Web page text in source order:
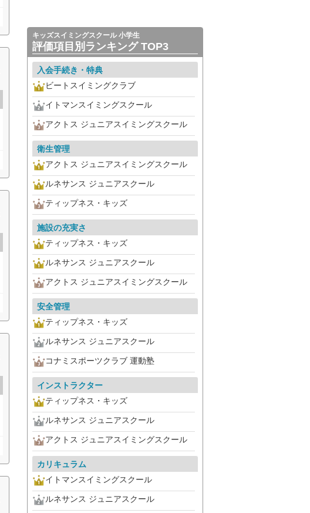
キッズスイミングスクール 小学生
評価項目別ランキング TOP3
入会手続き・特典
ビートスイミングクラブ
イトマンスイミングスクール
アクトス ジュニアスイミングスクール
衛生管理
アクトス ジュニアスイミングスクール
ルネサンス ジュニアスクール
ティップネス・キッズ
施設の充実さ
ティップネス・キッズ
ルネサンス ジュニアスクール
アクトス ジュニアスイミングスクール
安全管理
ティップネス・キッズ
ルネサンス ジュニアスクール
コナミスポーツクラブ 運動塾
インストラクター
ティップネス・キッズ
ルネサンス ジュニアスクール
アクトス ジュニアスイミングスクール
カリキュラム
イトマンスイミングスクール
ルネサンス ジュニアスクール